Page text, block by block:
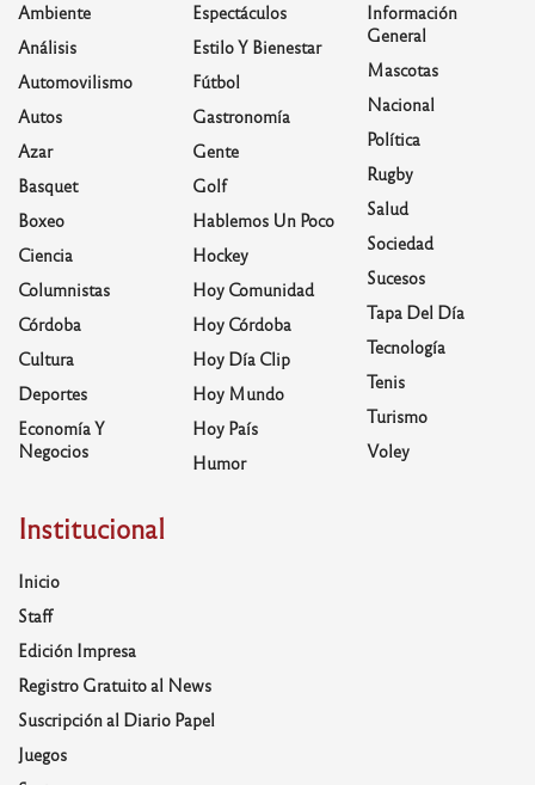
Ambiente
Análisis
Automovilismo
Autos
Azar
Basquet
Boxeo
Ciencia
Columnistas
Córdoba
Cultura
Deportes
Economía Y
Negocios
Espectáculos
Estilo Y Bienestar
Fútbol
Gastronomía
Gente
Golf
Hablemos Un Poco
Hockey
Hoy Comunidad
Hoy Córdoba
Hoy Día Clip
Hoy Mundo
Hoy País
Humor
Información
General
Mascotas
Nacional
Política
Rugby
Salud
Sociedad
Sucesos
Tapa Del Día
Tecnología
Tenis
Turismo
Voley
Institucional
Inicio
Staff
Edición Impresa
Registro Gratuito al News
Suscripción al Diario Papel
Juegos